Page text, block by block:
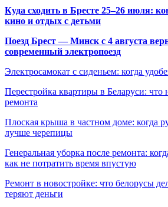
Куда сходить в Бресте 25–26 июля:
кино и отдых с детьми
Поезд Брест — Минск с 4 августа
современный электропоезд
Электросамокат с сиденьем: когда
Перестройка квартиры в Беларуси: что
ремонта
Плоская крыша в частном доме: когда
лучше черепицы
Генеральная уборка после ремонта:
как не потратить время впустую
Ремонт в новостройке: что белорусы
теряют деньги